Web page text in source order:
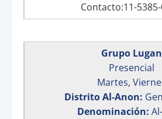
Contacto:11-
Grupo
Presencial
Martes,
Distrito Al-Anon:
Denominación: